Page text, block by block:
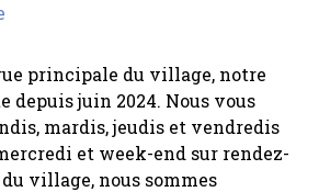
principale du village, notre
depuis juin 2024. Nous vous
mardis, jeudis et vendredis
et week-end sur rendez-
village, nous sommes